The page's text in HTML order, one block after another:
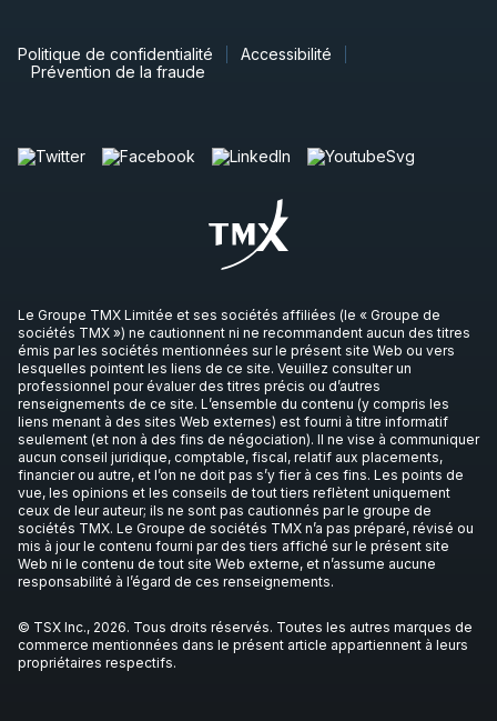
Politique de confidentialité
Accessibilité
Prévention de la fraude
Le Groupe TMX Limitée et ses sociétés affiliées (le « Groupe de
sociétés TMX ») ne cautionnent ni ne recommandent aucun des titres
émis par les sociétés mentionnées sur le présent site Web ou vers
lesquelles pointent les liens de ce site. Veuillez consulter un
professionnel pour évaluer des titres précis ou d’autres
renseignements de ce site. L’ensemble du contenu (y compris les
liens menant à des sites Web externes) est fourni à titre informatif
seulement (et non à des fins de négociation). Il ne vise à communiquer
aucun conseil juridique, comptable, fiscal, relatif aux placements,
financier ou autre, et l’on ne doit pas s’y fier à ces fins. Les points de
vue, les opinions et les conseils de tout tiers reflètent uniquement
ceux de leur auteur; ils ne sont pas cautionnés par le groupe de
sociétés TMX. Le Groupe de sociétés TMX n’a pas préparé, révisé ou
mis à jour le contenu fourni par des tiers affiché sur le présent site
Web ni le contenu de tout site Web externe, et n’assume aucune
responsabilité à l’égard de ces renseignements.
© TSX Inc., 2026. Tous droits réservés. Toutes les autres marques de
commerce mentionnées dans le présent article appartiennent à leurs
propriétaires respectifs.